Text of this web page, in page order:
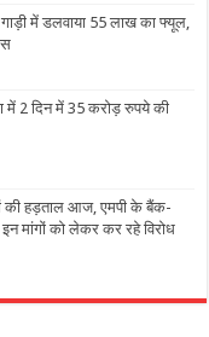
में डलवाया 55 लाख का फ्यूल,
2 दिन में 35 करोड़ रुपये की
की हड़ताल आज, एमपी के बैंक-
मांगों को लेकर कर रहे विरोध